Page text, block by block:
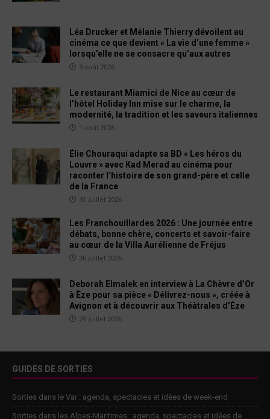
Léa Drucker et Mélanie Thierry dévoilent au
cinéma ce que devient « La vie d’une femme »
lorsqu’elle ne se consacre qu’aux autres
3 août 2026
Le restaurant Miamici de Nice au cœur de
l’hôtel Holiday Inn mise sur le charme, la
modernité, la tradition et les saveurs italiennes
1 août 2026
Élie Chouraqui adapte sa BD « Les héros du
Louvre » avec Kad Merad au cinéma pour
raconter l’histoire de son grand-père et celle
de la France
31 juillet 2026
Les Franchouillardes 2026 : Une journée entre
débats, bonne chère, concerts et savoir-faire
au cœur de la Villa Aurélienne de Fréjus
30 juillet 2026
Deborah Elmalek en interview à La Chèvre d’Or
à Èze pour sa pièce « Délivrez-nous », créée à
Avignon et à découvrir aux Théâtrales d’Èze
29 juillet 2026
GUIDES DE SORTIES
Sorties dans le Var : agenda, spectacles et idées de week-end
Sorties dans les Alpes-Maritimes : agenda, spectacles et idées de